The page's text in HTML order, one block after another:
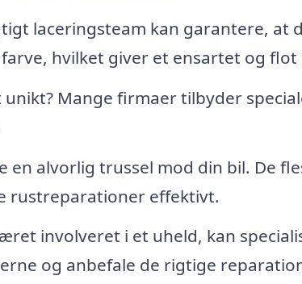
laceringsteam kan garantere, at
hvilket giver et ensartet og flot
Mange firmaer tilbyder
en alvorlig trussel mod din bil. De
rustreparationer effektivt.
involveret i et uheld, kan
og anbefale de rigtige